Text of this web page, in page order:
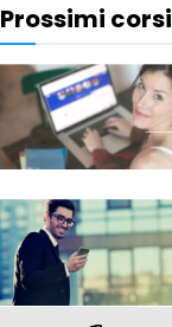
Prossimi corsi